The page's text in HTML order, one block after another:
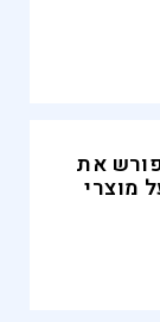
את
מוצרי